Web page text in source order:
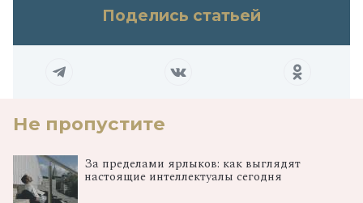
Поделись статьей
Не пропустите
За пределами ярлыков: как выглядят
настоящие интеллектуалы сегодня